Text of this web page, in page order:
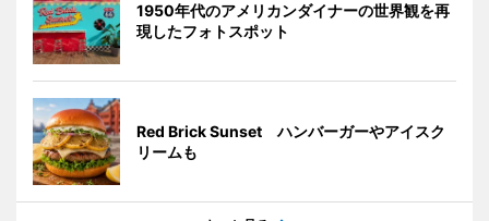
1950年代のアメリカンダイナーの世界観を再
現したフォトスポット
Red Brick Sunset ハンバーガーやアイスク
リームも